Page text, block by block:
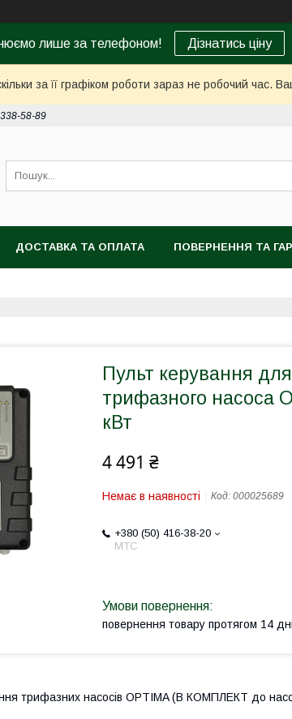
лише за телефоном! Дізнатись ціну
за її графіком роботи зараз не робочий час.
58-89
ДОСТАВКА ТА ОПЛАТА ПОВЕРНЕННЯ ТА
Пульт керування
трифазного насоса
кВт
4 491 ₴
Немає в наявності Код: 000025689
+380 (50) 416-38-20
МТС
повернення товару протягом 14
трифазних насосів OPTIMA (В КОМПЛЕКТ до